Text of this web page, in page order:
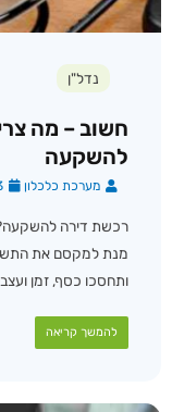
נדל"ן
חשוב – מה
להשקעה
מערכת כלכלון
רכשת דירה
מנת למקסם את
ותחסכו כסף, זמן
להמשך קריאה